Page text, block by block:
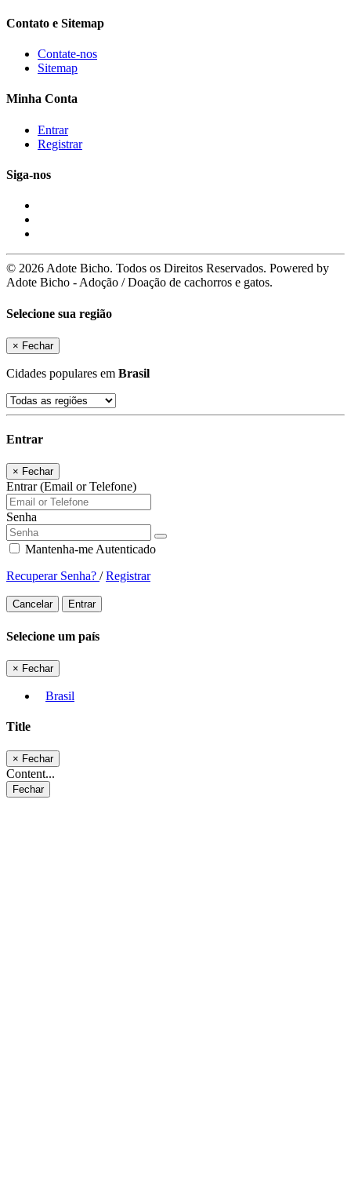
Contato e Sitemap
Contate-nos
Sitemap
Minha Conta
Entrar
Registrar
Siga-nos
© 2026 Adote Bicho. Todos os Direitos Reservados. Powered by
Adote Bicho - Adoção / Doação de cachorros e gatos.
Selecione sua região
× Fechar
Cidades populares em Brasil
Entrar
× Fechar
Entrar (Email or Telefone)
Senha
Mantenha-me Autenticado
Recuperar Senha? /Registrar
Cancelar Entrar
Selecione um país
× Fechar
Brasil
Title
× Fechar
Content...
Fechar